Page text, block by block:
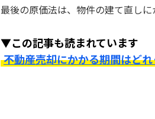
最後の原価法は、物件の建て直し
▼この記事も読まれています
不動産売却にかかる期間はど